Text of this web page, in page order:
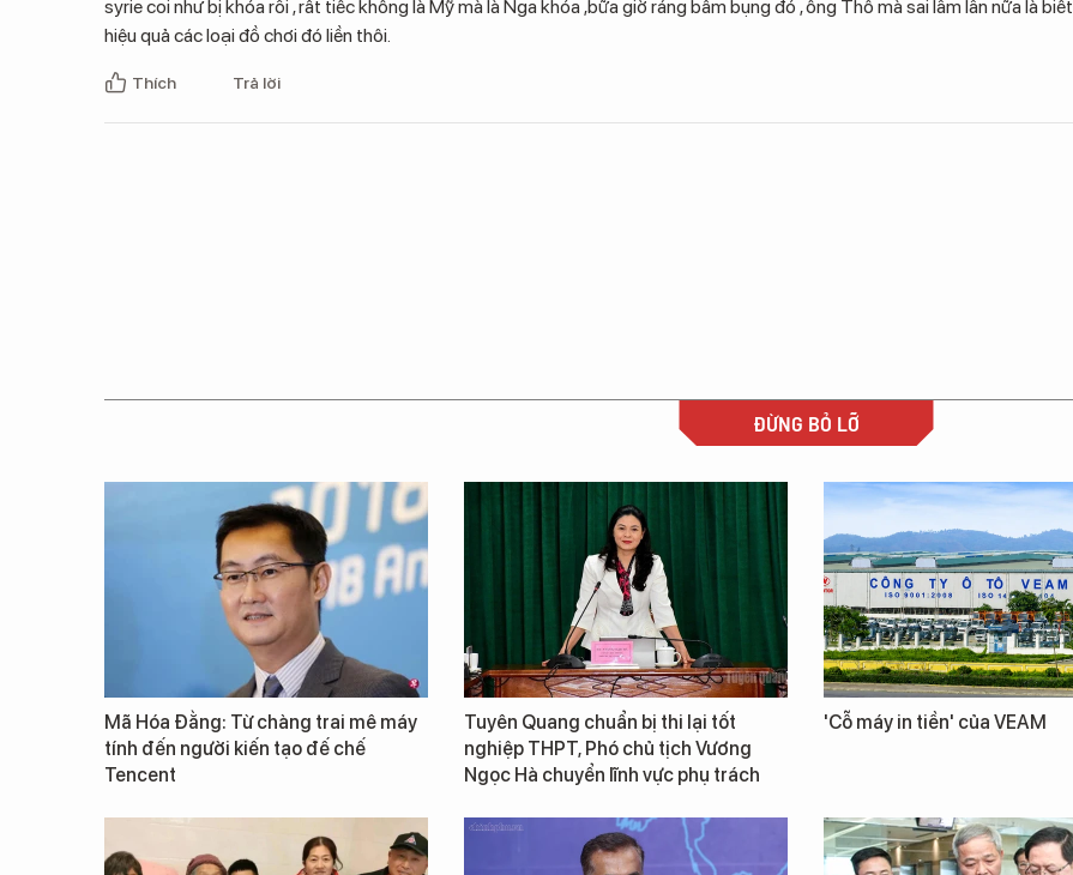
syrie coi như bị khóa rồi , rất tiếc không là Mỹ mà là Nga khóa ,bữa giờ ráng bấm bụng đó , ông Thổ mà sai lầm lần nữa là biết
hiệu quả các loại đồ chơi đó liền thôi.
Thích Trả lời
ĐỪNG BỎ LỠ
Mã Hóa Đằng: Từ chàng trai mê máy
tính đến người kiến tạo đế chế
Tencent
Tuyên Quang chuẩn bị thi lại tốt
nghiệp THPT, Phó chủ tịch Vương
Ngọc Hà chuyển lĩnh vực phụ trách
'Cỗ máy in tiền' của VEAM